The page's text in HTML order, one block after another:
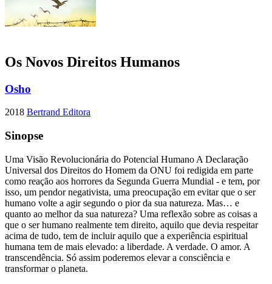
Os Novos Direitos Humanos
Osho
2018 Bertrand Editora
Sinopse
Uma Visão Revolucionária do Potencial Humano A Declaração
Universal dos Direitos do Homem da ONU foi redigida em parte
como reação aos horrores da Segunda Guerra Mundial - e tem, por
isso, um pendor negativista, uma preocupação em evitar que o ser
humano volte a agir segundo o pior da sua natureza. Mas… e
quanto ao melhor da sua natureza? Uma reflexão sobre as coisas a
que o ser humano realmente tem direito, aquilo que devia respeitar
acima de tudo, tem de incluir aquilo que a experiência espiritual
humana tem de mais elevado: a liberdade. A verdade. O amor. A
transcendência. Só assim poderemos elevar a consciência e
transformar o planeta.